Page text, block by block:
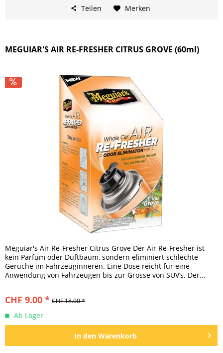
Teilen Merken
MEGUIAR'S AIR RE-FRESHER CITRUS GROVE (60ml)
Meguiar's Air Re-Fresher Citrus Grove Der Air Re-Fresher ist
kein Parfum oder Duftbaum, sondern eliminiert schlechte
Gerüche im Fahrzeuginneren. Eine Dose reicht für eine
Anwendung von Fahrzeugen bis zur Grösse von SUV’s. Der...
CHF 9.00 * CHF 18.00 *
Ab Lager
In den Warenkorb